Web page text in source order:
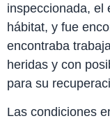
inspeccionada, el
hábitat, y fue
encontraba
heridas y con
para su
Las condiciones